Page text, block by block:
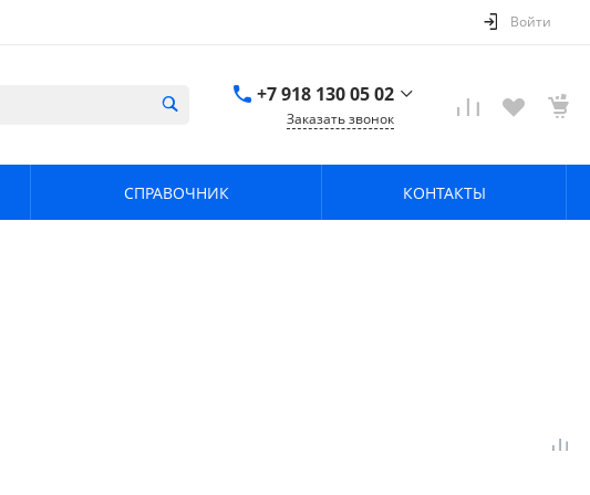
Войти
+7 918 130 05 02
Заказать звонок
СПРАВОЧНИК КОНТАКТЫ